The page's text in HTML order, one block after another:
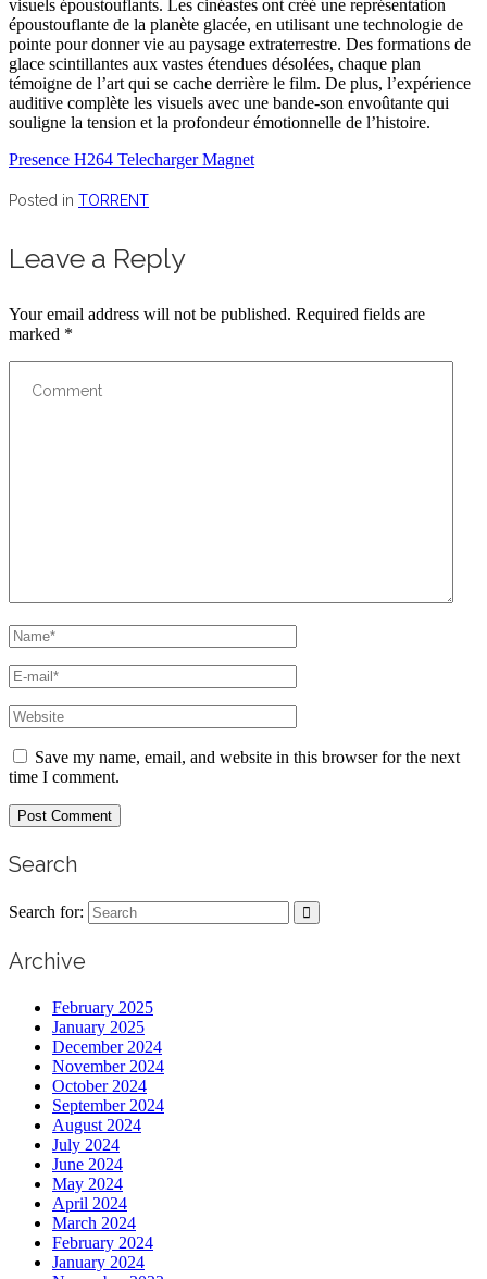
visuels époustouflants. Les cinéastes ont créé une représentation
époustouflante de la planète glacée, en utilisant une technologie de
pointe pour donner vie au paysage extraterrestre. Des formations de
glace scintillantes aux vastes étendues désolées, chaque plan
témoigne de l’art qui se cache derrière le film. De plus, l’expérience
auditive complète les visuels avec une bande-son envoûtante qui
souligne la tension et la profondeur émotionnelle de l’histoire.
Presence H264 Telecharger Magnet
Posted in TORRENT
Leave a Reply
Your email address will not be published. Required fields are
marked *
Save my name, email, and website in this browser for the next
time I comment.
Search
Search for:
Archive
February 2025
January 2025
December 2024
November 2024
October 2024
September 2024
August 2024
July 2024
June 2024
May 2024
April 2024
March 2024
February 2024
January 2024